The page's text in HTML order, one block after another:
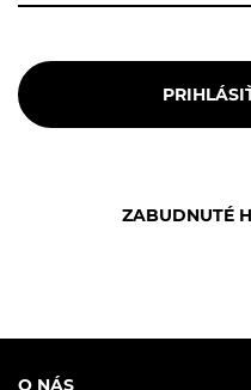
O NÁS